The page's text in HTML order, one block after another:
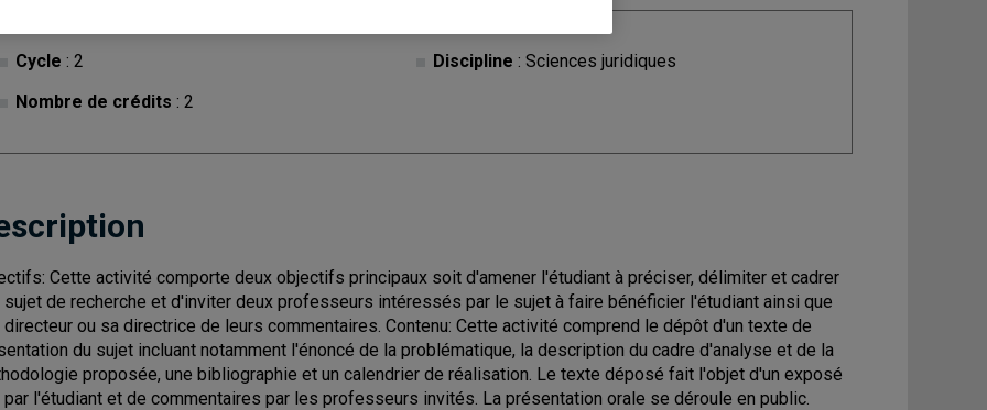
Cycle : 2
Nombre de crédits : 2
Discipline : Sciences juridiques
Cette activité comporte deux objectifs principaux soit d'amener l'étudiant à préciser, délimiter et cadrer
sujet de recherche et d'inviter deux professeurs intéressés par le sujet à faire bénéficier l'étudiant ainsi que
directeur ou sa directrice de leurs commentaires. Contenu: Cette activité comprend le dépôt d'un texte de
du sujet incluant notamment l'énoncé de la problématique, la description du cadre d'analyse et de la
proposée, une bibliographie et un calendrier de réalisation. Le texte déposé fait l'objet d'un exposé
par l'étudiant et de commentaires par les professeurs invités. La présentation orale se déroule en public.